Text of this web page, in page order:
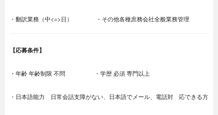
・ 翻訳業務（中<=> 日） ・ その他各種庶務会社全般業務管理
【応募条件】
・年齢 年齢制限 不問 ・ 学歴 必須 専門以上
・日本語能力 日常会話支障がない、日本語でメール、電話対 応できる方